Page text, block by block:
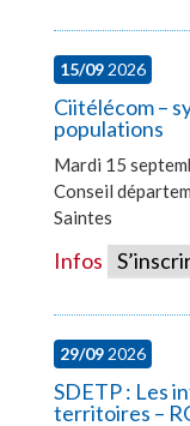
15/092026
Ciitélécom –
populations
Mardi 15
Conseil
Saintes
Infos
29/092026
SDETP : Les
territoires –